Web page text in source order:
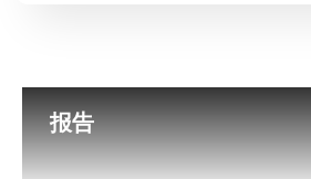
报告